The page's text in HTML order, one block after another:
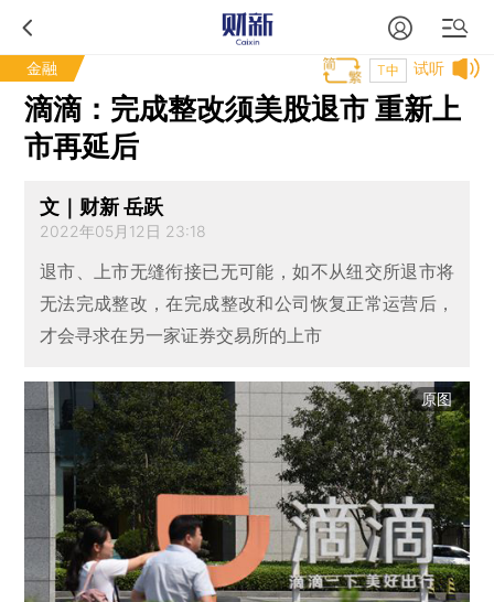
金融 试听
T中
滴滴：完成整改须美股退市 重新上
市再延后
文｜财新 岳跃
2022年05月12日 23:18
退市、上市无缝衔接已无可能，如不从纽交所退市将
无法完成整改，在完成整改和公司恢复正常运营后，
才会寻求在另一家证券交易所的上市
原图